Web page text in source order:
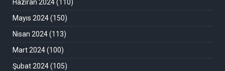
Haziran 2024(110)
Mayıs 2024(150)
Nisan 2024(113)
Mart 2024(100)
Şubat 2024(105)